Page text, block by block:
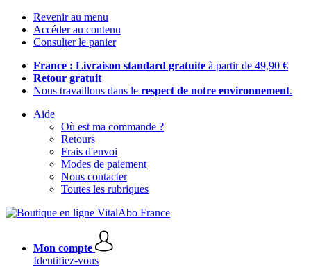
Revenir au menu
Accéder au contenu
Consulter le panier
France : Livraison standard gratuite à partir de 49,90 €
Retour gratuit
Nous travaillons dans le respect de notre environnement.
Aide
Où est ma commande ?
Retours
Frais d'envoi
Modes de paiement
Nous contacter
Toutes les rubriques
Mon compte
Identifiez-vous